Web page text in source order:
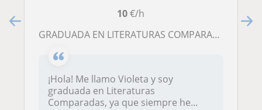
10€/h
GRADUADA EN LITERATURAS COMPARADAS Y CON MÁSTER EN PROFESORADO DE ENSEÑANZA SECUNDARIA
¡Hola! Me llamo Violeta y soy
graduada en Literaturas
Comparadas, ya que siempre he...